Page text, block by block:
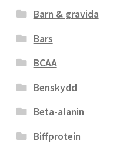
Barn & gravida
Bars
BCAA
Benskydd
Beta-alanin
Biffprotein